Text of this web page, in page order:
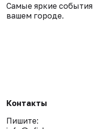
Самые яркие события
вашем городе.
Контакты
Пишите: